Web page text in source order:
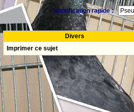
Identification rapide :
Divers
Imprimer ce sujet